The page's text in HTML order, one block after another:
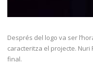
Després del logo va ser
caracteritza el projecte. Nuri
final.